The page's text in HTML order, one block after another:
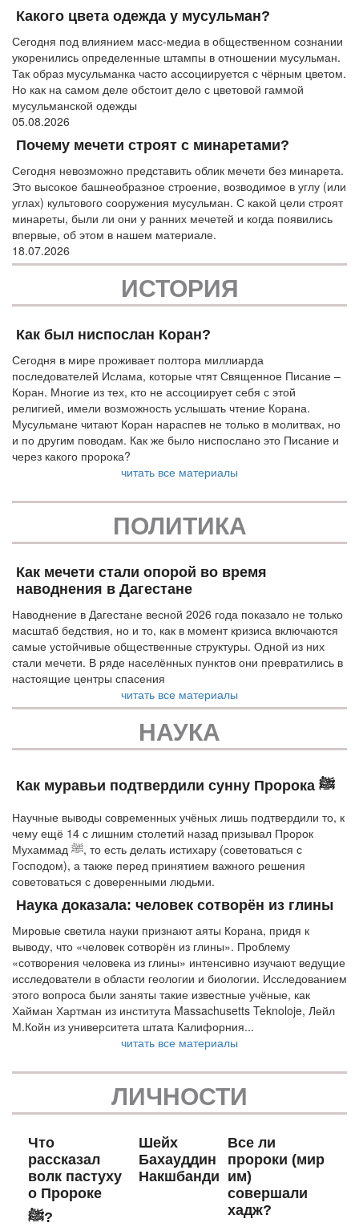
Какого цвета одежда у мусульман?
Сегодня под влиянием масс-медиа в общественном сознании
укоренились определенные штампы в отношении мусульман.
Так образ мусульманка часто ассоциируется с чёрным цветом.
Но как на самом деле обстоит дело с цветовой гаммой
мусульманской одежды
05.08.2026
Почему мечети строят с минаретами?
Сегодня невозможно представить облик мечети без минарета.
Это высокое башнеобразное строение, возводимое в углу (или
углах) культового сооружения мусульман. С какой цели строят
минареты, были ли они у ранних мечетей и когда появились
впервые, об этом в нашем материале.
18.07.2026
ИСТОРИЯ
Как был ниспослан Коран?
Сегодня в мире проживает полтора миллиарда
последователей Ислама, которые чтят Священное Писание –
Коран. Многие из тех, кто не ассоциирует себя с этой
религией, имели возможность услышать чтение Корана.
Мусульмане читают Коран нараспев не только в молитвах, но
и по другим поводам. Как же было ниспослано это Писание и
через какого пророка?
читать все материалы
ПОЛИТИКА
Как мечети стали опорой во время
наводнения в Дагестане
Наводнение в Дагестане весной 2026 года показало не только
масштаб бедствия, но и то, как в момент кризиса включаются
самые устойчивые общественные структуры. Одной из них
стали мечети. В ряде населённых пунктов они превратились в
настоящие центры спасения
читать все материалы
НАУКА
Как муравьи подтвердили сунну Пророка ﷺ
Научные выводы современных учёных лишь подтвердили то, к
чему ещё 14 с лишним столетий назад призывал Пророк
Мухаммад ﷺ, то есть делать истихару (советоваться с
Господом), а также перед принятием важного решения
советоваться с доверенными людьми.
Наука доказала: человек сотворён из глины
Мировые светила науки признают аяты Корана, придя к
выводу, что «человек сотворён из глины». Проблему
«сотворения человека из глины» интенсивно изучают ведущие
исследователи в области геологии и биологии. Исследованием
этого вопроса были заняты такие известные учёные, как
Хайман Хартман из института Massachusetts Teknoloje, Лейл
М.Койн из университета штата Калифорния...
читать все материалы
ЛИЧНОСТИ
Что
рассказал
волк пастуху
о Пророке
ﷺ?
Шейх
Бахауддин
Накшбанди
Все ли
пророки (мир
им)
совершали
хадж?